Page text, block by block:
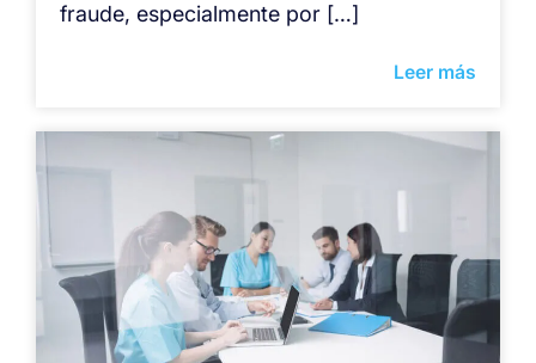
fraude, especialmente por […]
Leer más